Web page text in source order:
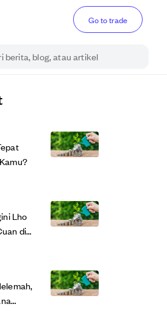
Go to trade
berita, blog, atau artikel
Lho
di